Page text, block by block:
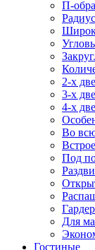
П-
2-х
3-х
4-х
Во
Под
Для
Гостиные